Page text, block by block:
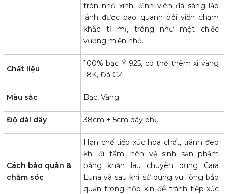
tròn nhỏ xinh, đính viên đá sáng lấp
lánh được bao quanh bởi viền chạm
khắc tỉ mỉ, trông như một chiếc
vương miện nhỏ.
Chất liệu
100% bạc Ý 925, có thể thêm xi vàng
18K, Đá CZ
Màu sắc Bạc, Vàng
Độ dài dây 38cm + 5cm dây phụ
Cách bảo quản &
chăm sóc
Hạn chế tiếp xúc hóa chất, tránh đeo
khi đi tắm, nên vệ sinh sản phẩm
bằng khăn lau chuyên dụng Cara
Luna và sau khi sử dụng vui lòng bảo
quản trong hộp kín để tránh tiếp xúc